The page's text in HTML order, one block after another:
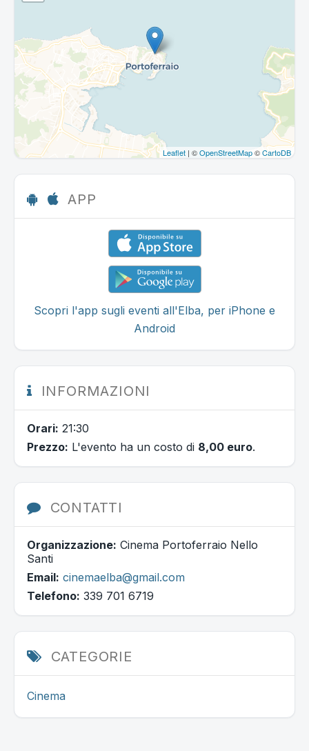
Leaflet | ©OpenStreetMap©CartoDB
APP
Scopri l'app sugli eventi all'Elba, per iPhone e
Android
INFORMAZIONI
Orari: 21:30
Prezzo: L'evento ha un costo di 8,00 euro.
CONTATTI
Organizzazione: Cinema Portoferraio Nello
Santi
Email: cinemaelba@gmail.com
Telefono: 339 701 6719
CATEGORIE
Cinema